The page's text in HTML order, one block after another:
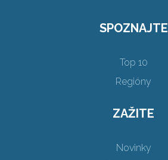
SPOZNAJTE
Top 10
Regióny
ZAŽITE
Novinky